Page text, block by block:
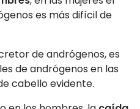
es más difícil de
de andrógenos, es
de andrógenos en las
cabello evidente.